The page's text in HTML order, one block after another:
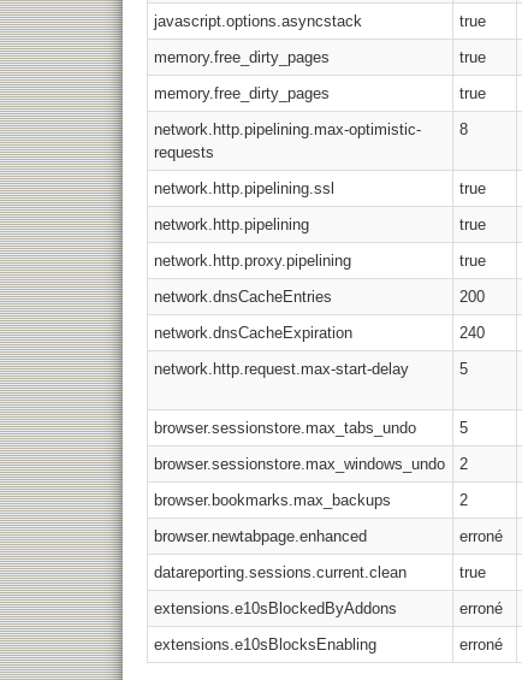
javascript.options.asyncstack
true
memory.free_dirty_pages
true
memory.free_dirty_pages
true
network.http.pipelining.max-optimistic-
requests
8
network.http.pipelining.ssl true
network.http.pipelining
true
network.http.proxy.pipelining
true
network.dnsCacheEntries
200
network.dnsCacheExpiration
240
network.http.request.max-start-delay
5
browser.sessionstore.max_tabs_undo
5
browser.sessionstore.max_windows_undo
2
browser.bookmarks.max_backups
2
browser.newtabpage.enhanced
erroné
datareporting.sessions.current.clean
true
extensions.e10sBlockedByAddons
erroné
extensions.e10sBlocksEnabling
erroné